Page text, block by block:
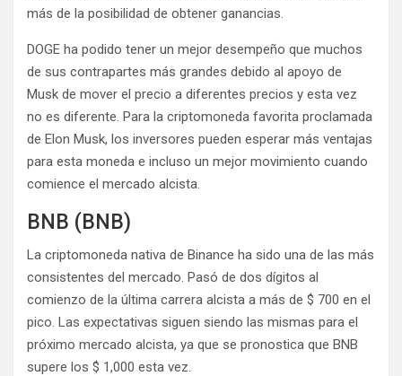
más de la posibilidad de obtener ganancias.
DOGE ha podido tener un mejor desempeño que muchos
de sus contrapartes más grandes debido al apoyo de
Musk de mover el precio a diferentes precios y esta vez
no es diferente. Para la criptomoneda favorita proclamada
de Elon Musk, los inversores pueden esperar más ventajas
para esta moneda e incluso un mejor movimiento cuando
comience el mercado alcista.
BNB (BNB)
La criptomoneda nativa de Binance ha sido una de las más
consistentes del mercado. Pasó de dos dígitos al
comienzo de la última carrera alcista a más de $ 700 en el
pico. Las expectativas siguen siendo las mismas para el
próximo mercado alcista, ya que se pronostica que BNB
supere los $ 1,000 esta vez.